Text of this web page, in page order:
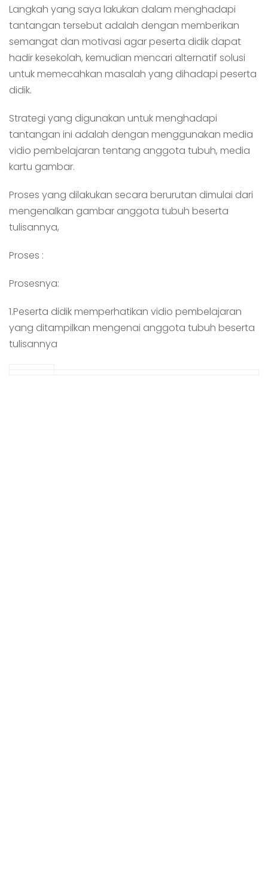
Langkah yang saya lakukan dalam menghadapi
tantangan tersebut adalah dengan memberikan
semangat dan motivasi agar peserta didik dapat
hadir kesekolah, kemudian mencari alternatif solusi
untuk memecahkan masalah yang dihadapi peserta
didik.
Strategi yang digunakan untuk menghadapi
tantangan ini adalah dengan menggunakan media
vidio pembelajaran tentang anggota tubuh, media
kartu gambar.
Proses yang dilakukan secara berurutan dimulai dari
mengenalkan gambar anggota tubuh beserta
tulisannya,
Proses :
Prosesnya:
1.Peserta didik memperhatikan vidio pembelajaran
yang ditampilkan mengenai anggota tubuh beserta
tulisannya